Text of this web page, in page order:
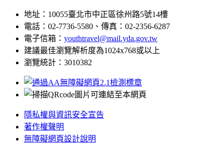
地址：10055臺北市中正區徐州路5號14樓
電話：02-7736-5580、傳真：02-2356-6287
電子信箱： youthtravel@mail.yda.gov.tw
建議最佳瀏覽解析度為1024x768或以上
瀏覽統計：3010382
隱私權與資訊安全宣告
著作權聲明
無障礙網頁設計說明